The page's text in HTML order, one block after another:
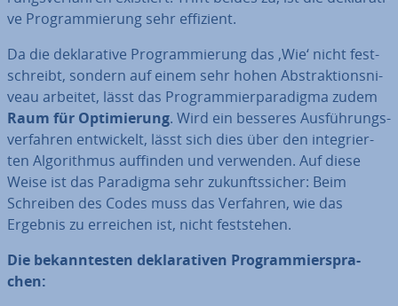
ve Pro­gram­mie­rung sehr effizient.
Da die de­kla­ra­ti­ve Pro­gram­mie­rung das ‚Wie‘ nicht fest­
schreibt, sondern auf einem sehr hohen Abs­trak­ti­ons­ni­
veau arbeitet, lässt das Pro­gram­mier­pa­ra­dig­ma zudem
Raum für Op­ti­mie­rung. Wird ein besseres Aus­füh­rungs­
ver­fah­ren ent­wi­ckelt, lässt sich dies über den in­te­grier­
ten Al­go­rith­mus auffinden und verwenden. Auf diese
Weise ist das Paradigma sehr zu­kunfts­si­cher: Beim
Schreiben des Codes muss das Verfahren, wie das
Ergebnis zu erreichen ist, nicht fest­ste­hen.
Die be­kann­tes­ten de­kla­ra­ti­ven Pro­gram­mier­spra­
chen: